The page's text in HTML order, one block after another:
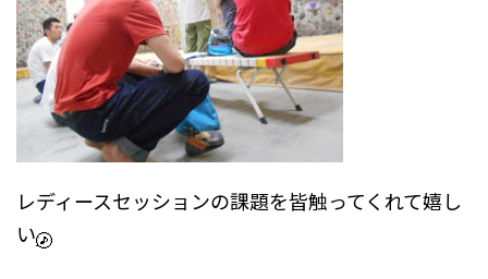
レディースセッションの課題を皆触ってくれて嬉し
い